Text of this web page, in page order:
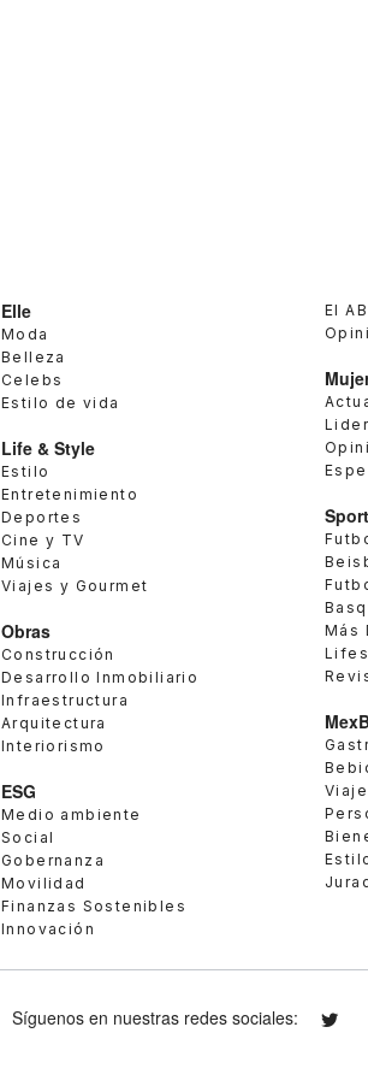
Elle
Moda
Belleza
Celebs
Estilo de vida
Life & Style
Estilo
Entretenimiento
Deportes
Cine y TV
Música
Viajes y Gourmet
Obras
Construcción
Desarrollo Inmobiliario
Infraestructura
Arquitectura
Interiorismo
ESG
Medio ambiente
Social
Gobernanza
Movilidad
Finanzas Sostenibles
Innovación
El
Más
Síguenos en nuestras redes sociales: